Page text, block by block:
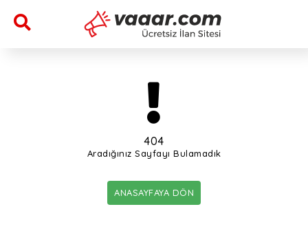
404
Aradığınız Sayfayı Bulamadık
ANASAYFAYA DÖN